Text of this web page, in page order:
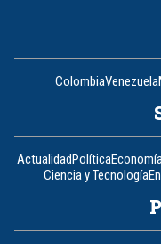
ColombiaVenezuela
ActualidadPolítica
Ciencia y Tecnología